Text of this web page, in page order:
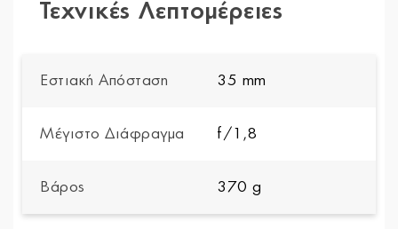
Τεχνικές Λεπτομέρειες
Εστιακή Απόσταση 35 mm
Μέγιστο Διάφραγμα f/1,8
Βάρος 370 g